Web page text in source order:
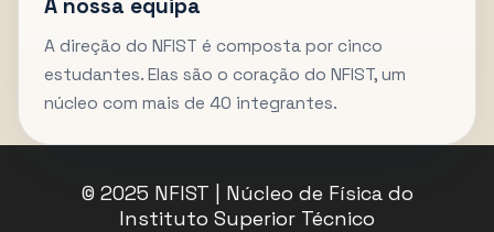
A nossa equipa
A direção do NFIST é composta por cinco
estudantes. Elas são o coração do NFIST, um
núcleo com mais de 40 integrantes.
© 2025 NFIST | Núcleo de Física do
Instituto Superior Técnico